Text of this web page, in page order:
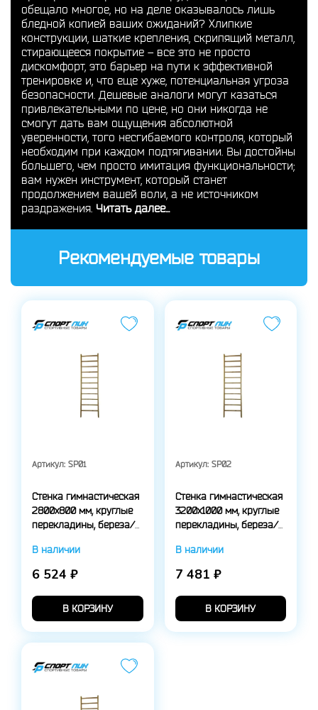
обещало многое, но на деле оказывалось лишь
бледной копией ваших ожиданий? Хлипкие
конструкции, шаткие крепления, скрипящий металл,
стирающееся покрытие – все это не просто
дискомфорт, это барьер на пути к эффективной
тренировке и, что еще хуже, потенциальная угроза
безопасности. Дешевые аналоги могут казаться
привлекательными по цене, но они никогда не
смогут дать вам ощущения абсолютной
уверенности, того несгибаемого контроля, который
необходим при каждом подтягивании. Вы достойны
большего, чем просто имитация функциональности;
вам нужен инструмент, который станет
продолжением вашей воли, а не источником
раздражения. Читать далее...
Рекомендуемые товары
Артикул: SP01
Стенка гимнастическая
2800х800 мм, круглые
перекладины, береза/
В наличии
6 524 ₽
В КОРЗИНУ
Артикул: SP02
Стенка гимнастическая
3200х1000 мм, круглые
перекладины, береза/
В наличии
7 481 ₽
В КОРЗИНУ